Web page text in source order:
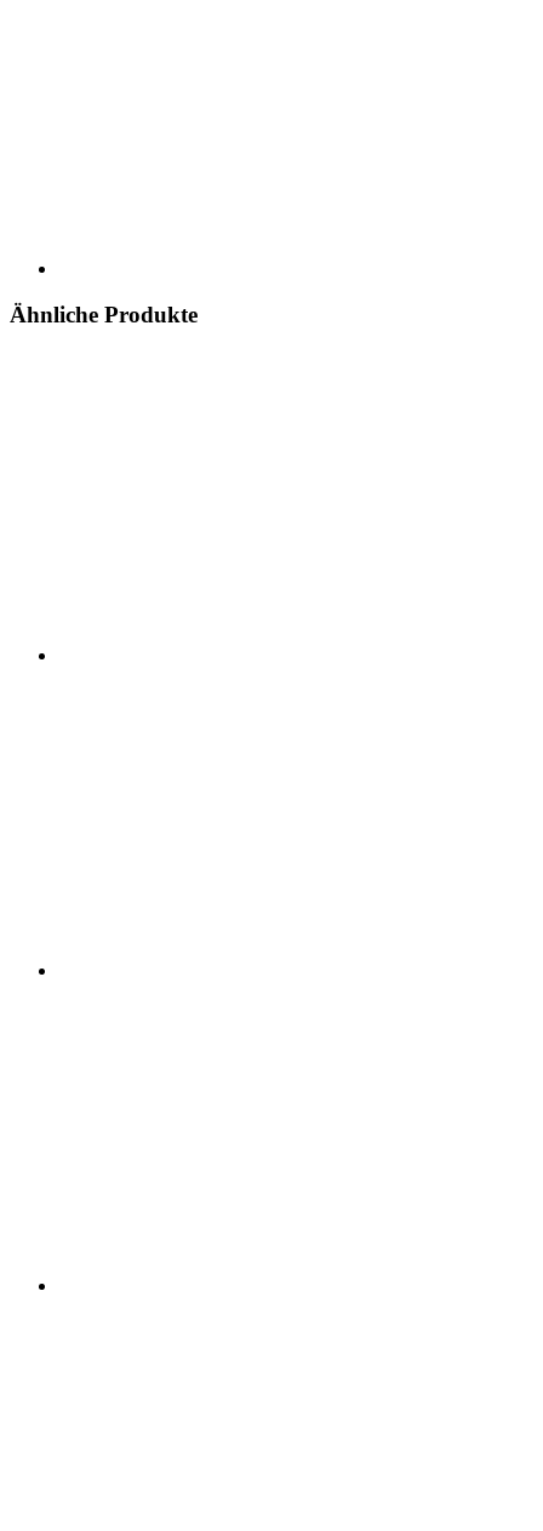
Ähnliche Produkte